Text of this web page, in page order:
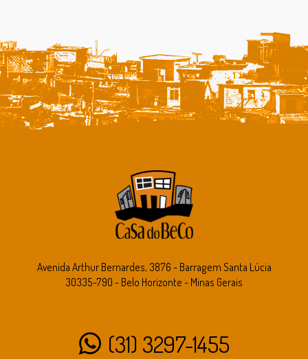
Avenida Arthur Bernardes, 3876 - Barragem Santa Lúcia
30335-790 - Belo Horizonte - Minas Gerais
(31) 3297-1455